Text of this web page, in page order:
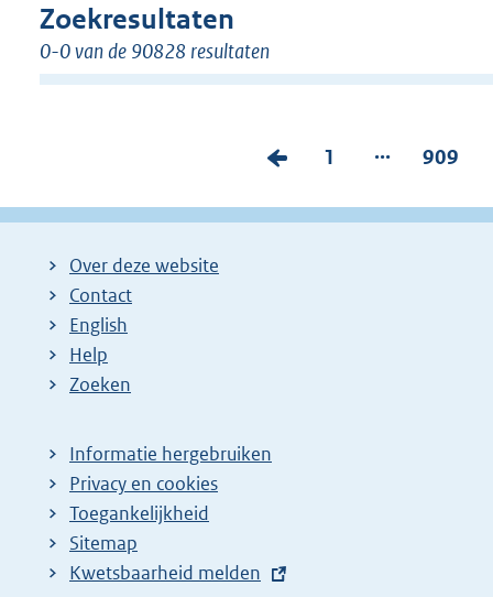
Zoekresultaten
0-0 van de 90828 resultaten
V
r
o
P
g
1 ...
P
g
909
Over deze website
Contact
English
Help
Zoeken
Informatie hergebruiken
Privacy en cookies
Toegankelijkheid
Sitemap
E
Kwetsbaarheid melden